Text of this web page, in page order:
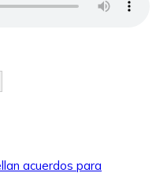
acuerdos para